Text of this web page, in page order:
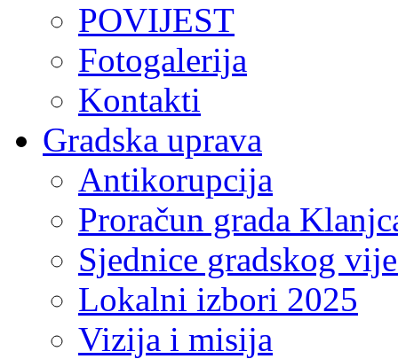
POVIJEST
Fotogalerija
Kontakti
Gradska uprava
Antikorupcija
Proračun grada
Sjednice gradskog
Lokalni izbori 2025
Vizija i misija